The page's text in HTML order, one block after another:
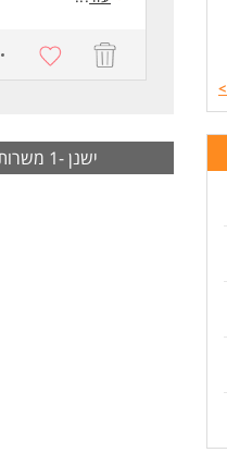
>
דרישות:
ישנן -1 משרות בירושלים וסביבתה אשר לא צויינה בעבורן עיר